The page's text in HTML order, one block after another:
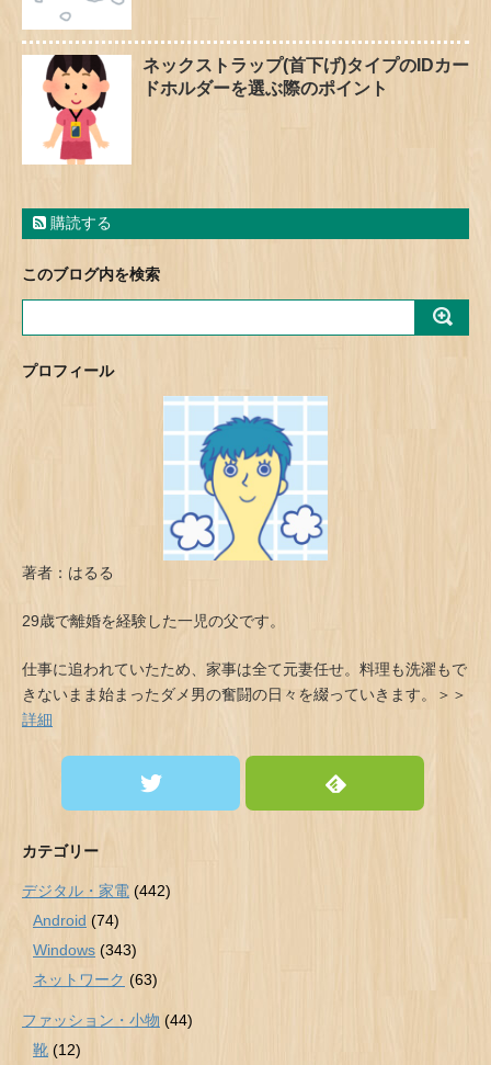
ネックストラップ(首下げ)タイプのIDカー
ドホルダーを選ぶ際のポイント
購読する
このブログ内を検索
プロフィール
著者：はるる
29歳で離婚を経験した一児の父です。
仕事に追われていたため、家事は全て元妻任せ。料理も洗濯もで
きないまま始まったダメ男の奮闘の日々を綴っていきます。＞＞
詳細
カテゴリー
デジタル・家電 (442)
Android (74)
Windows (343)
ネットワーク (63)
ファッション・小物 (44)
靴 (12)